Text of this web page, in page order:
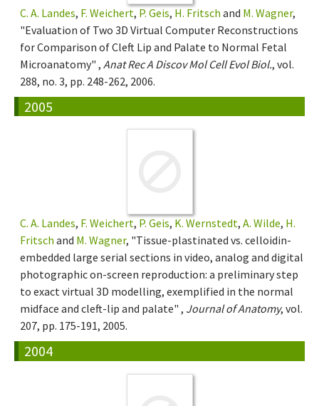
C. A. Landes, F. Weichert, P. Geis, H. Fritsch and M. Wagner,
"Evaluation of Two 3D Virtual Computer Reconstructions
for Comparison of Cleft Lip and Palate to Normal Fetal
Microanatomy" , Anat Rec A Discov Mol Cell Evol Biol., vol.
288, no. 3, pp. 248-262, 2006.
2005
C. A. Landes, F. Weichert, P. Geis, K. Wernstedt, A. Wilde, H.
Fritsch and M. Wagner, "Tissue-plastinated vs. celloidin-
embedded large serial sections in video, analog and digital
photographic on-screen reproduction: a preliminary step
to exact virtual 3D modelling, exemplified in the normal
midface and cleft-lip and palate" , Journal of Anatomy, vol.
207, pp. 175-191, 2005.
2004